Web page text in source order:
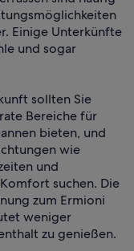
Einige Unterkünfte
und sogar
sollten Sie
Bereiche für
bieten, und
wie
und
suchen. Die
zum Ermioni
weniger
zu genießen.